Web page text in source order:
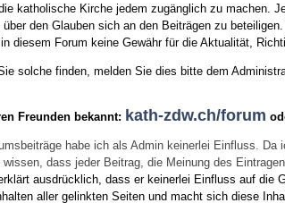
katholische Kirche jedem zugänglich zu
den Glauben sich an den Beiträgen zu
diesem Forum keine Gewähr für die Aktualität,
solche finden, melden Sie dies bitte dem
Freunden bekannt: kath-zdw.ch/forum
habe ich als Admin keinerlei Einfluss.
dass jeder Beitrag, die Meinung des
ausdrücklich, dass er keinerlei Einfluss auf
aller gelinkten Seiten und macht sich diese